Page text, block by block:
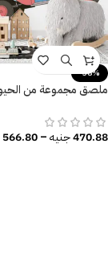
-38%
ملصق مجموعة من
470.88جنيه–
566.80